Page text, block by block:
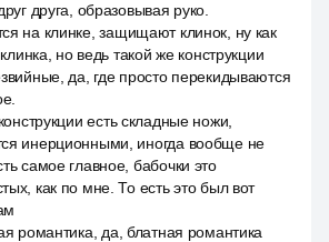
друга, образовывая руко.
на клинке, защищают клинок, ну как
но ведь такой же конструкции
да, где просто перекидываются
есть складные ножи,
инерционными, иногда вообще не
самое главное, бабочки это
как по мне. То есть это был вот
романтика, да, блатная романтика